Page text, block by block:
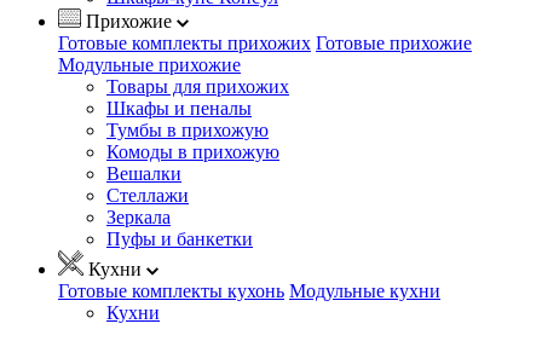
Прихожие
Готовые комплекты прихожих Готовые прихожие
Модульные прихожие
Товары для прихожих
Шкафы и пеналы
Тумбы в прихожую
Комоды в прихожую
Вешалки
Стеллажи
Зеркала
Пуфы и банкетки
Кухни
Готовые комплекты кухонь Модульные кухни
Кухни